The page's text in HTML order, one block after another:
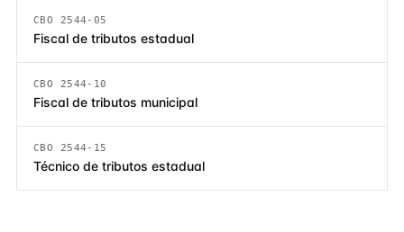
CBO 2544-05
Fiscal de tributos estadual
CBO 2544-10
Fiscal de tributos municipal
CBO 2544-15
Técnico de tributos estadual